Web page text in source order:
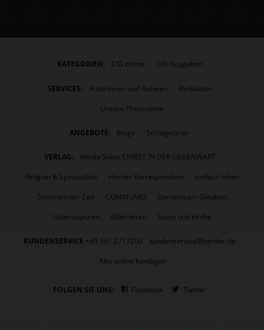
KATEGORIEN: CIG online CIG Ausgaben
SERVICES: Autorinnen und Autoren
Redaktion
Unsere Philosophie
ANGEBOTE: Blogs Schlagwörter
VERLAG:
Media Sales CHRIST IN DER GEGENWART
Religion & Spiritualität
Herder Korrespondenz
einfach leben
Stimmen der Zeit
COMMUNIO
Gemeinsam Glauben
Lebensspuren
Bibel lesen kunst und kirche
KUNDENSERVICE +49 761 2717200
kundenservice@herder.de
Abo online kündigen
FOLGEN SIE UNS: Facebook Twitter